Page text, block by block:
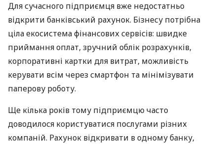
Для сучасного підприємця вже недостатньо
відкрити банківський рахунок. Бізнесу потрібна
ціла екосистема фінансових сервісів: швидке
приймання оплат, зручний облік розрахунків,
корпоративні картки для витрат, можливість
керувати всім через смартфон та мінімізувати
паперову роботу.
Ще кілька років тому підприємцю часто
доводилося користуватися послугами різних
компаній. Рахунок відкривати в одному банку,